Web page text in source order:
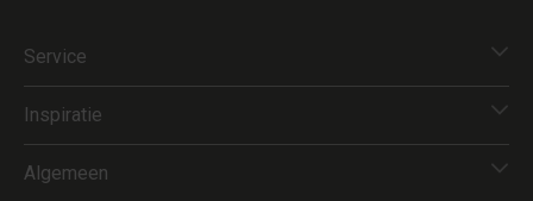
Service
Inspiratie
Algemeen